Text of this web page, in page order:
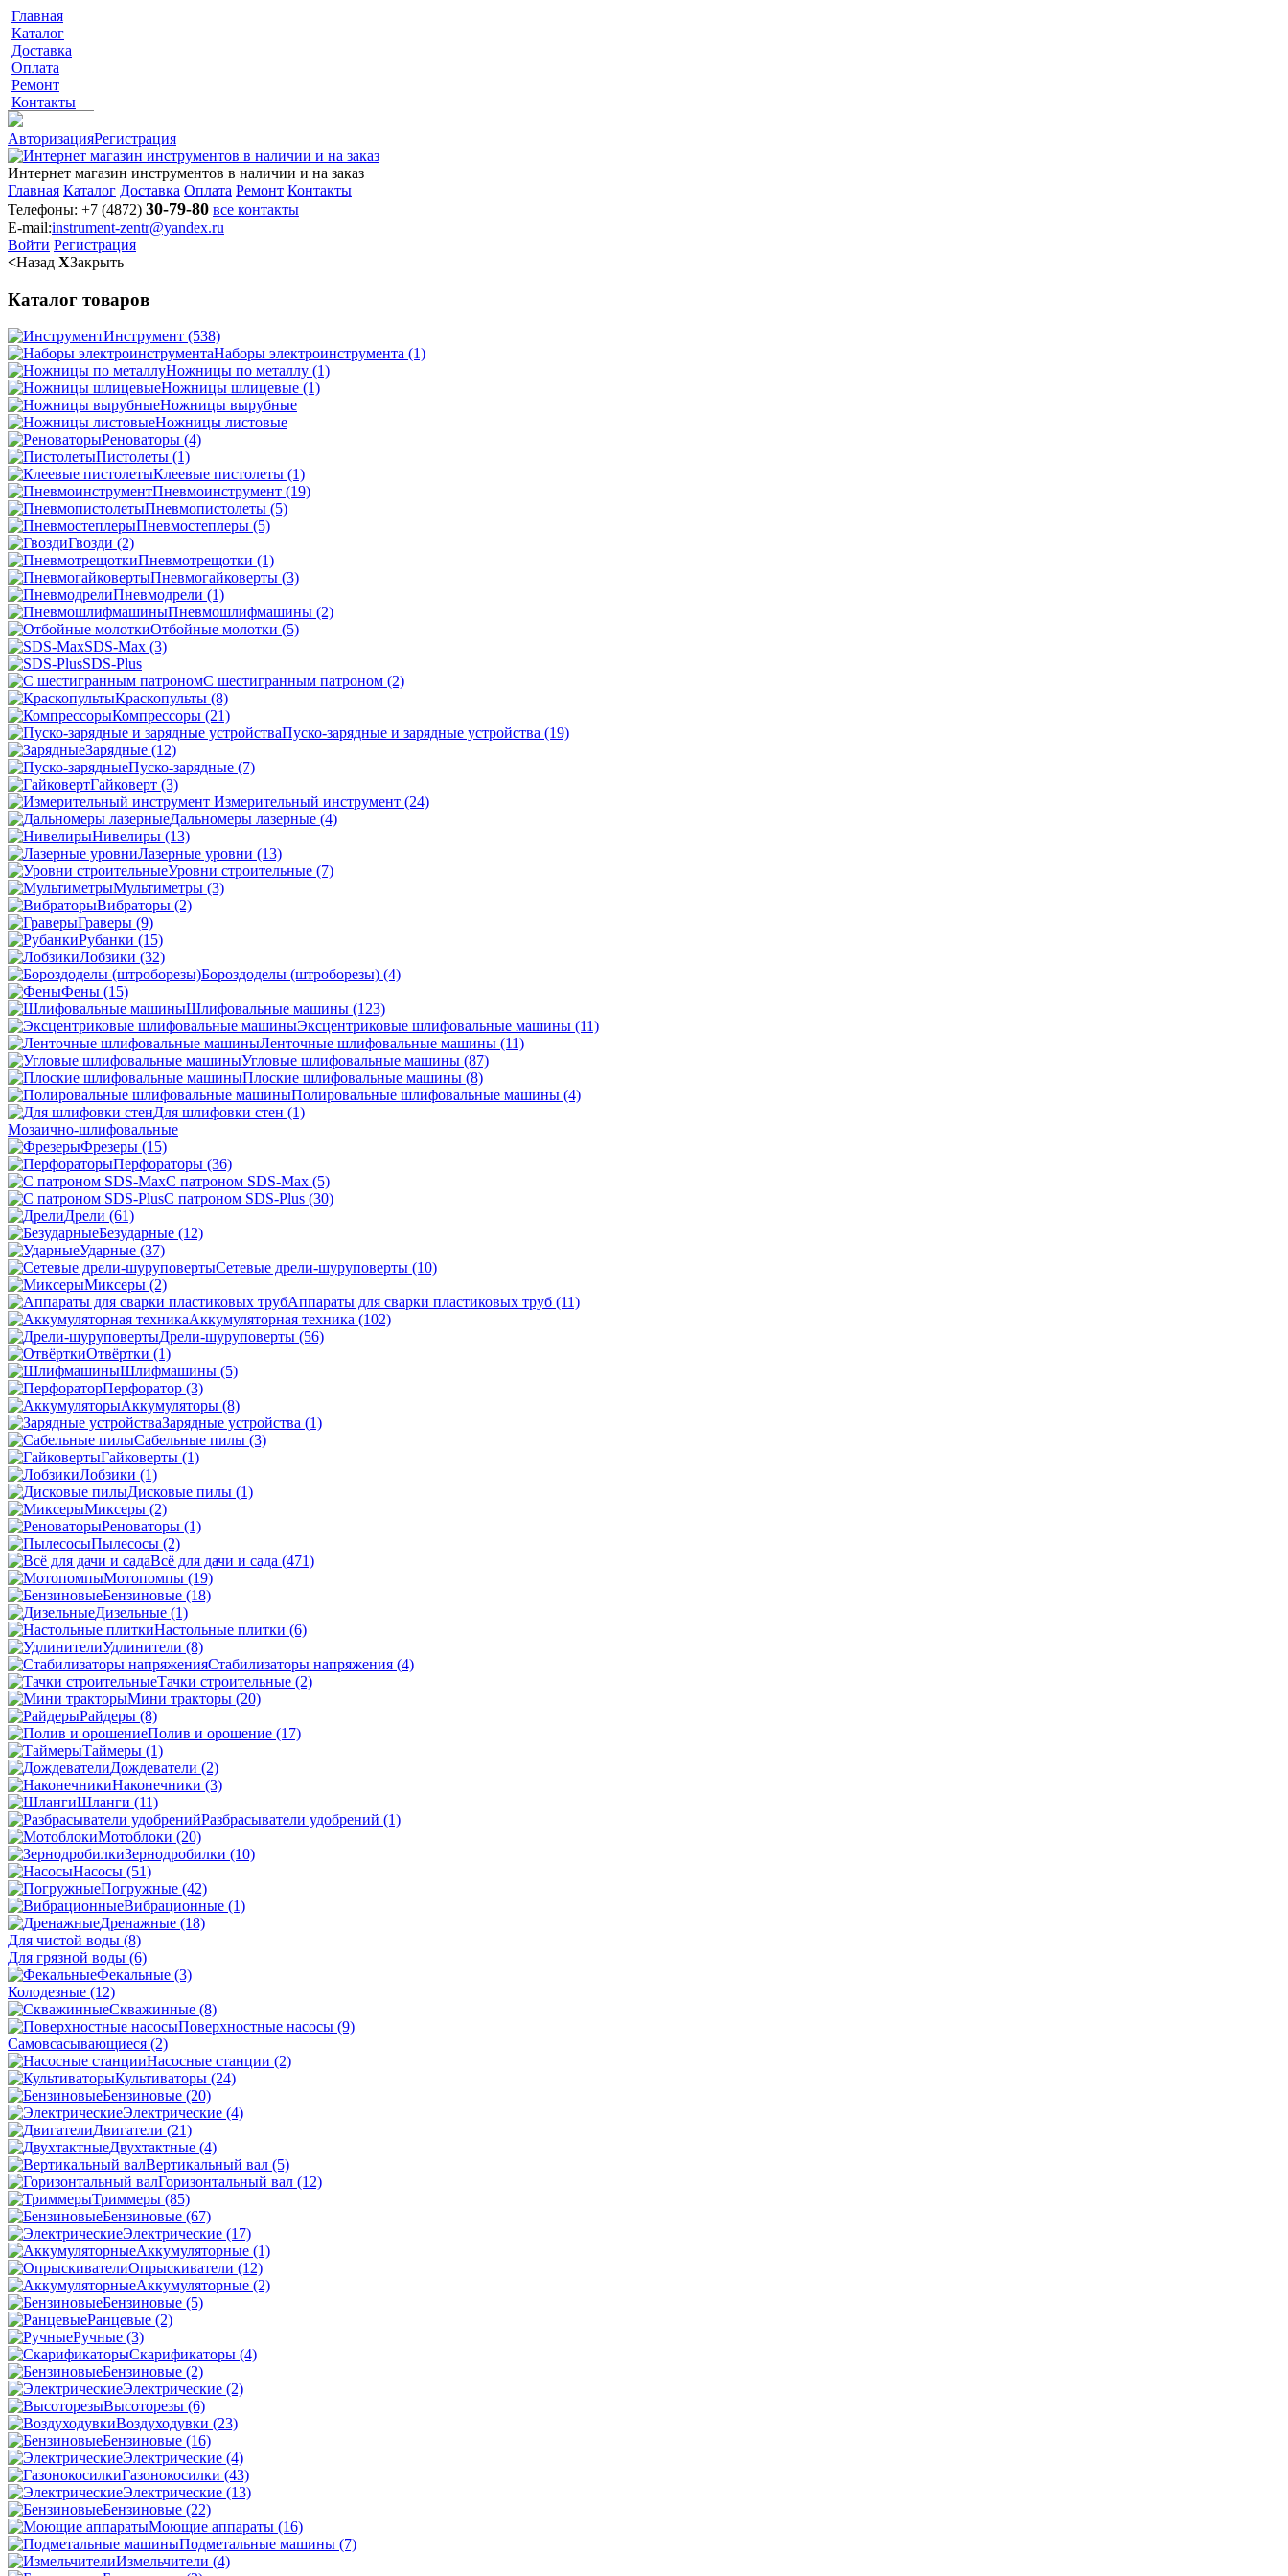
Главная
Каталог
Доставка
Оплата
Ремонт
Контакты
АвторизацияРегистрация
Интернет магазин инструментов в наличии и на заказ
Главная Каталог Доставка Оплата Ремонт Контакты
Телефоны: +7 (4872) 30-79-80 все контакты
E-mail:instrument-zentr@yandex.ru
Войти Регистрация
<Назад XЗакрыть
Каталог товаров
Инструмент (538)
Наборы электроинструмента (1)
Ножницы по металлу (1)
Ножницы шлицевые (1)
Ножницы вырубные
Ножницы листовые
Реноваторы (4)
Пистолеты (1)
Клеевые пистолеты (1)
Пневмоинструмент (19)
Пневмопистолеты (5)
Пневмостеплеры (5)
Гвозди (2)
Пневмотрещотки (1)
Пневмогайковерты (3)
Пневмодрели (1)
Пневмошлифмашины (2)
Отбойные молотки (5)
SDS-Max (3)
SDS-Plus
C шестигранным патроном (2)
Краскопульты (8)
Компрессоры (21)
Пуско-зарядные и зарядные устройства (19)
Зарядные (12)
Пуско-зарядные (7)
Гайковерт (3)
Измерительный инструмент (24)
Дальномеры лазерные (4)
Нивелиры (13)
Лазерные уровни (13)
Уровни строительные (7)
Мультиметры (3)
Вибраторы (2)
Граверы (9)
Рубанки (15)
Лобзики (32)
Бороздоделы (штроборезы) (4)
Фены (15)
Шлифовальные машины (123)
Эксцентриковые шлифовальные машины (11)
Ленточные шлифовальные машины (11)
Угловые шлифовальные машины (87)
Плоские шлифовальные машины (8)
Полировальные шлифовальные машины (4)
Для шлифовки стен (1)
Мозаично-шлифовальные
Фрезеры (15)
Перфораторы (36)
С патроном SDS-Max (5)
С патроном SDS-Plus (30)
Дрели (61)
Безударные (12)
Ударные (37)
Сетевые дрели-шуруповерты (10)
Миксеры (2)
Аппараты для сварки пластиковых труб (11)
Аккумуляторная техника (102)
Дрели-шуруповерты (56)
Отвёртки (1)
Шлифмашины (5)
Перфоратор (3)
Аккумуляторы (8)
Зарядные устройства (1)
Сабельные пилы (3)
Гайковерты (1)
Лобзики (1)
Дисковые пилы (1)
Миксеры (2)
Реноваторы (1)
Пылесосы (2)
Всё для дачи и сада (471)
Мотопомпы (19)
Бензиновые (18)
Дизельные (1)
Настольные плитки (6)
Удлинители (8)
Стабилизаторы напряжения (4)
Тачки строительные (2)
Мини тракторы (20)
Райдеры (8)
Полив и орошение (17)
Таймеры (1)
Дождеватели (2)
Наконечники (3)
Шланги (11)
Разбрасыватели удобрений (1)
Мотоблоки (20)
Зернодробилки (10)
Насосы (51)
Погружные (42)
Вибрационные (1)
Дренажные (18)
Для чистой воды (8)
Для грязной воды (6)
Фекальные (3)
Колодезные (12)
Скважинные (8)
Поверхностные насосы (9)
Самовсасывающиеся (2)
Насосные станции (2)
Культиваторы (24)
Бензиновые (20)
Электрические (4)
Двигатели (21)
Двухтактные (4)
Вертикальный вал (5)
Горизонтальный вал (12)
Триммеры (85)
Бензиновые (67)
Электрические (17)
Аккумуляторные (1)
Опрыскиватели (12)
Аккумуляторные (2)
Бензиновые (5)
Ранцевые (2)
Ручные (3)
Скарификаторы (4)
Бензиновые (2)
Электрические (2)
Высоторезы (6)
Воздуходувки (23)
Бензиновые (16)
Электрические (4)
Газонокосилки (43)
Электрические (13)
Бензиновые (22)
Моющие аппараты (16)
Подметальные машины (7)
Измельчители (4)